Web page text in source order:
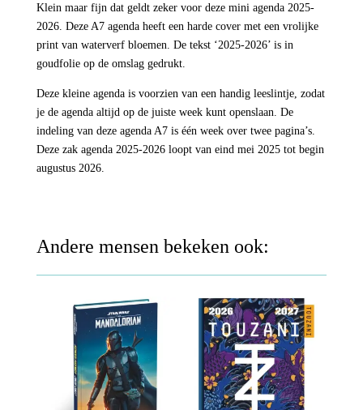
Klein maar fijn dat geldt zeker voor deze mini agenda 2025-
2026. Deze A7 agenda heeft een harde cover met een vrolijke
print van waterverf bloemen. De tekst ‘2025-2026’ is in
goudfolie op de omslag gedrukt.
Deze kleine agenda is voorzien van een handig leeslintje, zodat
je de agenda altijd op de juiste week kunt openslaan. De
indeling van deze agenda A7 is één week over twee pagina’s.
Deze zak agenda 2025-2026 loopt van eind mei 2025 tot begin
augustus 2026.
Andere mensen bekeken ook: